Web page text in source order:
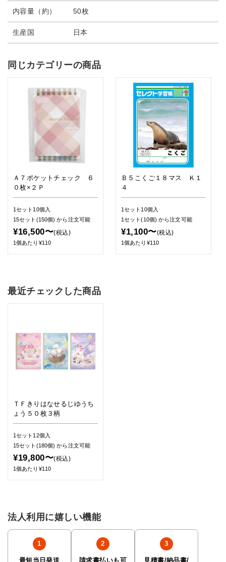
内容量（約） 50枚
生産国 日本
同じカテゴリーの商品
Ａ７ポケットチェック ６
０枚×２Ｐ
1セット10個入
15セット(150個)から注文可能
¥16,500〜(税込)
1個あたり¥110
Ｂ５こくご１８マス Ｋ１
４
1セット10個入
1セット(10個)から注文可能
¥1,100〜(税込)
1個あたり¥110
最近チェックした商品
ＴＦきりはなせるじゆうち
ょう５０枚３柄
1セット12個入
15セット(180個)から注文可能
¥19,800〜(税込)
1個あたり¥110
法人利用に嬉しい機能
最短当日発送 請求書払いも可 見積書/納品書/